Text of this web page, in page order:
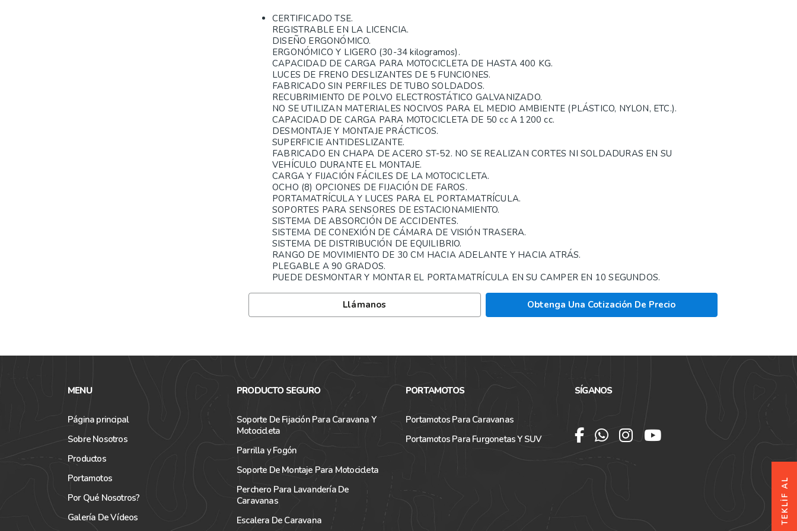
TEKLİF AL
CERTIFICADO TSE.
REGISTRABLE EN LA LICENCIA.
DISEÑO ERGONÓMICO.
ERGONÓMICO Y LIGERO (30-34 kilogramos).
CAPACIDAD DE CARGA PARA MOTOCICLETA DE HASTA 400 KG.
LUCES DE FRENO DESLIZANTES DE 5 FUNCIONES.
FABRICADO SIN PERFILES DE TUBO SOLDADOS.
RECUBRIMIENTO DE POLVO ELECTROSTÁTICO GALVANIZADO.
NO SE UTILIZAN MATERIALES NOCIVOS PARA EL MEDIO AMBIENTE (PLÁSTICO, NYLON, ETC.).
CAPACIDAD DE CARGA PARA MOTOCICLETA DE 50 cc A 1200 cc.
DESMONTAJE Y MONTAJE PRÁCTICOS.
SUPERFICIE ANTIDESLIZANTE.
FABRICADO EN CHAPA DE ACERO ST-52. NO SE REALIZAN CORTES NI SOLDADURAS EN SU
VEHÍCULO DURANTE EL MONTAJE.
CARGA Y FIJACIÓN FÁCILES DE LA MOTOCICLETA.
OCHO (8) OPCIONES DE FIJACIÓN DE FAROS.
PORTAMATRÍCULA Y LUCES PARA EL PORTAMATRÍCULA.
SOPORTES PARA SENSORES DE ESTACIONAMIENTO.
SISTEMA DE ABSORCIÓN DE ACCIDENTES.
SISTEMA DE CONEXIÓN DE CÁMARA DE VISIÓN TRASERA.
SISTEMA DE DISTRIBUCIÓN DE EQUILIBRIO.
RANGO DE MOVIMIENTO DE 30 CM HACIA ADELANTE Y HACIA ATRÁS.
PLEGABLE A 90 GRADOS.
PUEDE DESMONTAR Y MONTAR EL PORTAMATRÍCULA EN SU CAMPER EN 10 SEGUNDOS.
Llámanos Obtenga Una Cotización De Precio
MENU
Página principal
Sobre Nosotros
Productos
Portamotos
Por Qué Nosotros?
Galería De Vídeos
PRODUCTO SEGURO
Soporte De Fijación Para Caravana Y
Motocicleta
Parrilla y Fogón
Soporte De Montaje Para Motocicleta
Perchero Para Lavandería De
Caravanas
Escalera De Caravana
PORTAMOTOS
Portamotos Para Caravanas
Portamotos Para Furgonetas Y SUV
SÍGANOS